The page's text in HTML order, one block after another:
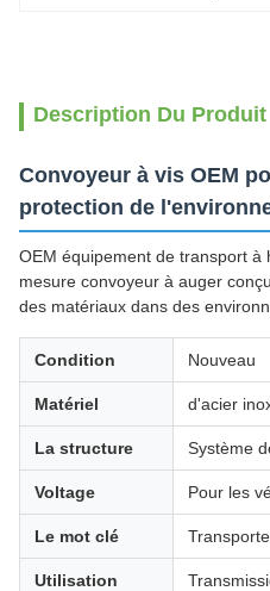
Description Du Produit
Convoyeur à vis OEM
protection de
OEM équipement de transport à
mesure convoyeur à auger
des matériaux dans des
Condition Nouveau
Matériel d'acier
La structure Système
Voltage Pour les
Le mot clé
Utilisation